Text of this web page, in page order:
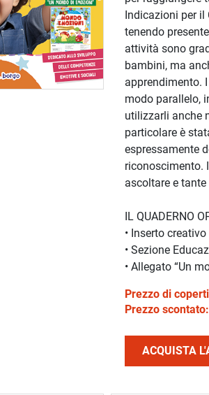
Indicazioni per il
tenendo
attività sono
bambini, ma
apprendimento.
modo parallelo,
utilizzarli anche
particolare è
espressamente
riconoscimento.
ascoltare e
IL QUADERNO
• Inserto creativo
• Sezione
• Allegato “Un
Prezzo di
Prezzo scontato:
ACQUISTA